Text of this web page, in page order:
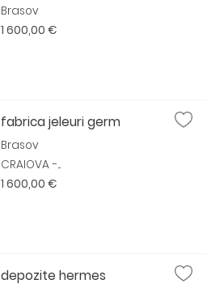
Brasov
1 600,00 €
fabrica jeleuri germ
Brasov
CRAIOVA -...
1 600,00 €
depozite hermes